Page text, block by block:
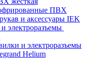
ПВХ
и аксессуары IEK
электроразъемы
и электроразъемы
Helium